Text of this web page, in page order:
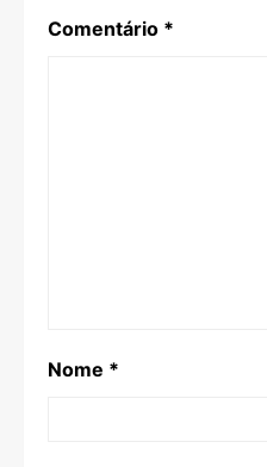
Comentário *
Nome *